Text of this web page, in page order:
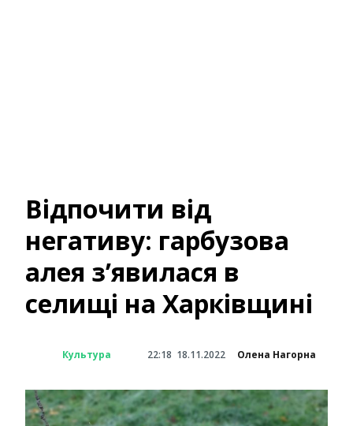
Відпочити від
негативу: гарбузова
алея з’явилася в
селищі на Харківщині
Культура 22:18 18.11.2022 Олена Нагорна